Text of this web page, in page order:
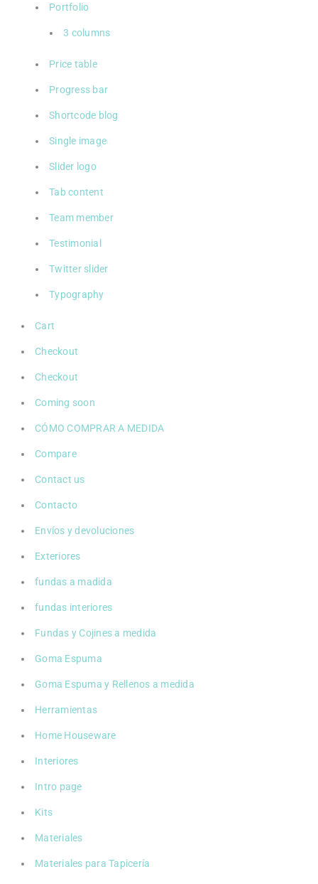
Portfolio
3 columns
Price table
Progress bar
Shortcode blog
Single image
Slider logo
Tab content
Team member
Testimonial
Twitter slider
Typography
Cart
Checkout
Checkout
Coming soon
CÓMO COMPRAR A MEDIDA
Compare
Contact us
Contacto
Envíos y devoluciones
Exteriores
fundas a madida
fundas interiores
Fundas y Cojines a medida
Goma Espuma
Goma Espuma y Rellenos a medida
Herramientas
Home Houseware
Interiores
Intro page
Kits
Materiales
Materiales para Tapicería